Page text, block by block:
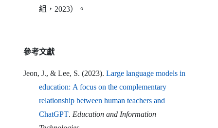
組，2023）。
參考文獻
Jeon, J., & Lee, S. (2023). Large language models in
education: A focus on the complementary
relationship between human teachers and
ChatGPT
（另開新視窗）
. Education and Information